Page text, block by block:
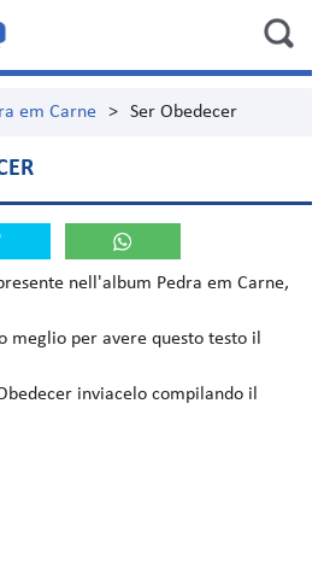
em Carne > Ser Obedecer
nell'album Pedra em Carne,
meglio per avere questo testo il
inviacelo compilando il